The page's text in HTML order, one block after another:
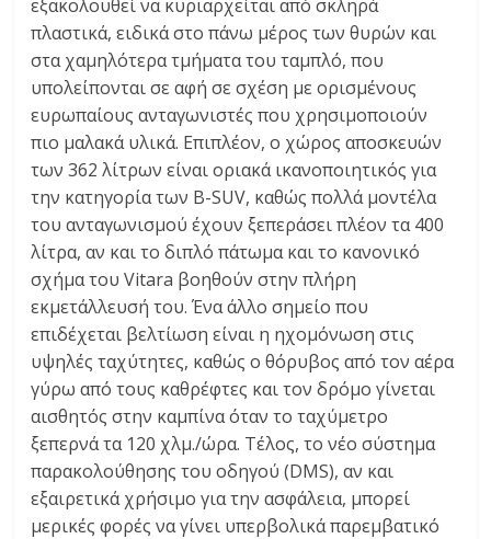
εξακολουθεί να κυριαρχείται από σκληρά
πλαστικά, ειδικά στο πάνω μέρος των θυρών και
στα χαμηλότερα τμήματα του ταμπλό, που
υπολείπονται σε αφή σε σχέση με ορισμένους
ευρωπαίους ανταγωνιστές που χρησιμοποιούν
πιο μαλακά υλικά. Επιπλέον, ο χώρος αποσκευών
των 362 λίτρων είναι οριακά ικανοποιητικός για
την κατηγορία των B-SUV, καθώς πολλά μοντέλα
του ανταγωνισμού έχουν ξεπεράσει πλέον τα 400
λίτρα, αν και το διπλό πάτωμα και το κανονικό
σχήμα του Vitara βοηθούν στην πλήρη
εκμετάλλευσή του. Ένα άλλο σημείο που
επιδέχεται βελτίωση είναι η ηχομόνωση στις
υψηλές ταχύτητες, καθώς ο θόρυβος από τον αέρα
γύρω από τους καθρέφτες και τον δρόμο γίνεται
αισθητός στην καμπίνα όταν το ταχύμετρο
ξεπερνά τα 120 χλμ./ώρα. Τέλος, το νέο σύστημα
παρακολούθησης του οδηγού (DMS), αν και
εξαιρετικά χρήσιμο για την ασφάλεια, μπορεί
μερικές φορές να γίνει υπερβολικά παρεμβατικό